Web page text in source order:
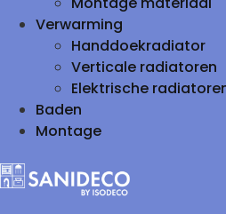
Verwarming
Handdoekradiator
Verticale radiatoren
Elektrische
Baden
Montage